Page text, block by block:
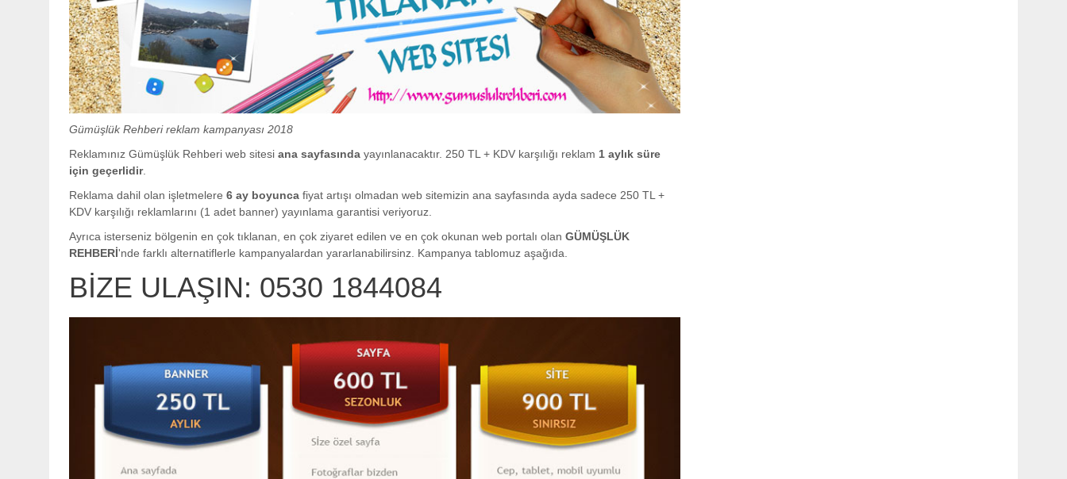
Gümüşlük Rehberi reklam kampanyası 2018
Reklamınız Gümüşlük Rehberi web sitesi ana sayfasında yayınlanacaktır. 250 TL + KDV karşılığı reklam 1 aylık süre
için geçerlidir.
Reklama dahil olan işletmelere 6 ay boyunca fiyat artışı olmadan web sitemizin ana sayfasında ayda sadece 250 TL +
KDV karşılığı reklamlarını (1 adet banner) yayınlama garantisi veriyoruz.
Ayrıca isterseniz bölgenin en çok tıklanan, en çok ziyaret edilen ve en çok okunan web portalı olan GÜMÜŞLÜK
REHBERİ'nde farklı alternatiflerle kampanyalardan yararlanabilirsinz. Kampanya tablomuz aşağıda.
BİZE ULAŞIN: 0530 1844084